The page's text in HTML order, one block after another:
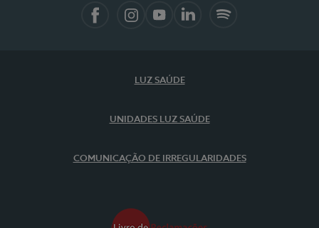
LUZ SAÚDE
UNIDADES LUZ SAÚDE
COMUNICAÇÃO DE IRREGULARIDADES